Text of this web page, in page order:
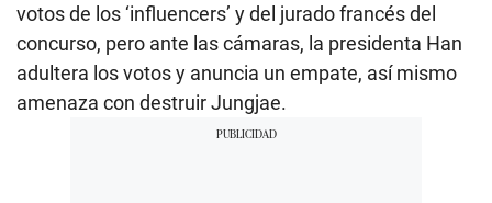
votos de los ‘influencers’ y del jurado francés del
concurso, pero ante las cámaras, la presidenta Han
adultera los votos y anuncia un empate, así mismo
amenaza con destruir Jungjae.